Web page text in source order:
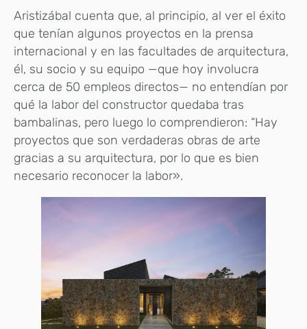
Aristizábal cuenta que, al principio, al ver el éxito
que tenían algunos proyectos en la prensa
internacional y en las facultades de arquitectura,
él, su socio y su equipo —que hoy involucra
cerca de 50 empleos directos— no entendían por
qué la labor del constructor quedaba tras
bambalinas, pero luego lo comprendieron: “Hay
proyectos que son verdaderas obras de arte
gracias a su arquitectura, por lo que es bien
necesario reconocer la labor».